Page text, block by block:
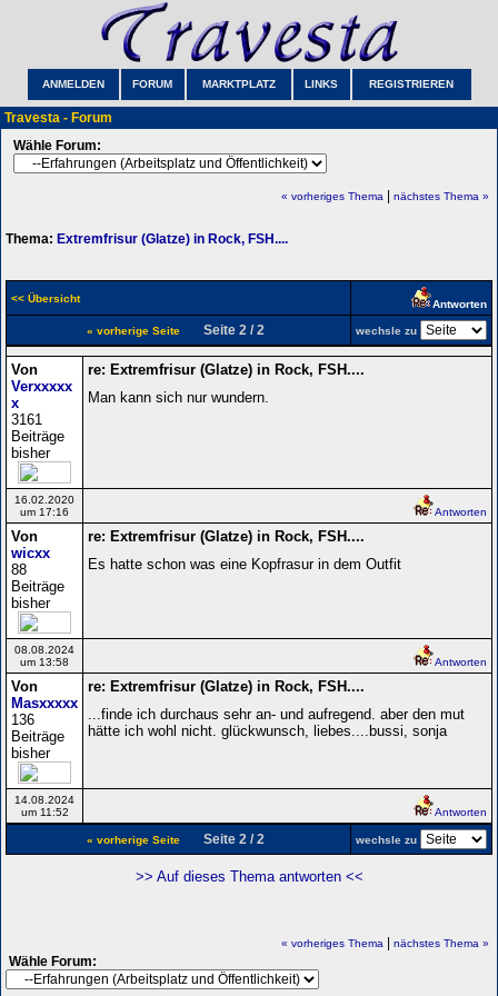
ANMELDEN FORUM MARKTPLATZ LINKS REGISTRIEREN
Travesta - Forum
Wähle Forum:
« vorheriges Thema nächstes Thema »
Thema: Extremfrisur (Glatze) in Rock, FSH....
<< Übersicht Antworten
« vorherige SeiteSeite 2 / 2 wechsle zu
Von
Verxxxxx
x
3161
Beiträge
bisher
re: Extremfrisur (Glatze) in Rock, FSH....
Man kann sich nur wundern.
16.02.2020
um 17:16
Antworten
Von
wicxx
88
Beiträge
bisher
re: Extremfrisur (Glatze) in Rock, FSH....
Es hatte schon was eine Kopfrasur in dem Outfit
08.08.2024
um 13:58
Antworten
Von
Masxxxxx
136
Beiträge
bisher
re: Extremfrisur (Glatze) in Rock, FSH....
...finde ich durchaus sehr an- und aufregend. aber den mut
hätte ich wohl nicht. glückwunsch, liebes....bussi, sonja
14.08.2024
um 11:52
Antworten
« vorherige SeiteSeite 2 / 2 wechsle zu
>> Auf dieses Thema antworten <<
« vorheriges Thema nächstes Thema »
Wähle Forum: